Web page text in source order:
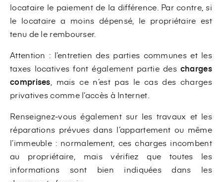
locataire le paiement de la différence. Par contre, si
le locataire a moins dépensé, le propriétaire est
tenu de le rembourser.
Attention : l’entretien des parties communes et les
taxes locatives font également partie des charges
comprises , mais ce n’est pas le cas des charges
privatives comme l’accès à Internet.
Renseignez-vous également sur les travaux et les
réparations prévues dans l’appartement ou même
l’immeuble : normalement, ces charges incombent
au propriétaire, mais vérifiez que toutes les
informations sont bien indiquées dans les